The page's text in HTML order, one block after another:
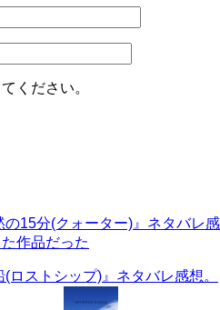
ください。
の15分(クォーター)』ネタバレ感
作品だった
ロストシップ)』ネタバレ感想。